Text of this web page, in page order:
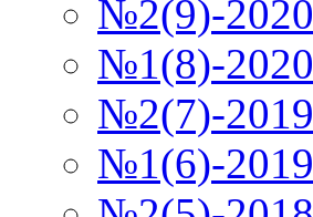
№2(9)-2020
№1(8)-2020
№2(7)-2019
№1(6)-2019